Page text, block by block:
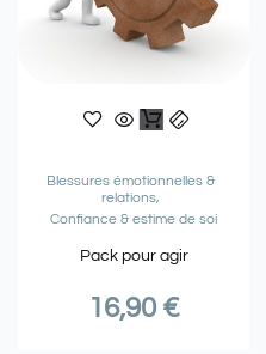
Blessures émotionnelles &
relations
Confiance & estime de soi
Pack pour agir
16,90 €